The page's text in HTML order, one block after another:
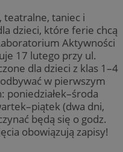
teatralne, taniec i
dzieci, które ferie chcą
Aktywności
17 lutego przy ul.
dla dzieci z klas 1–4
w pierwszym
poniedziałek–środa
(dwa dni,
będą się o godz.
obowiązują zapisy!